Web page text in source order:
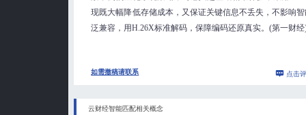
现既大幅降低存储成本，又保证关键信息不丢失，不影响
泛兼容，用H.26X标准解码，保障编码还原真实。(第一财
如需撤稿请联系 点击
云财经智能匹配相关概念